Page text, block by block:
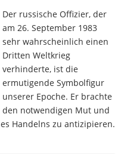
Der russische Offizier, der
am 26. September 1983
sehr wahrscheinlich einen
Dritten Weltkrieg
verhinderte, ist die
ermutigende Symbolfigur
unserer Epoche. Er brachte
den notwendigen Mut und
Handelns zu antizipieren.